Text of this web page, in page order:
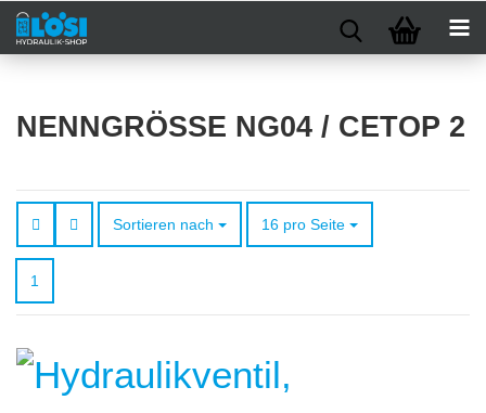
NENNGRÖSSE NG04 / CETOP 2
Sortieren nach
Sortieren nach 16 pro Seite
pro Seite
1